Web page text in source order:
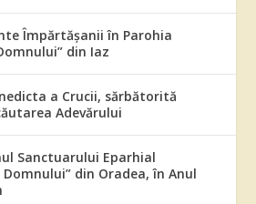
Împărtășanii în Parohia
din Iaz
a Crucii, sărbătorită
Adevărului
Sanctuarului Eparhial
din Oradea, în Anul